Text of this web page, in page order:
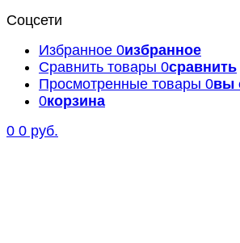
Соцсети
Избранное 0избранное
Сравнить товары 0сравнить
Просмотренные товары 0вы
0корзина
0 0 руб.